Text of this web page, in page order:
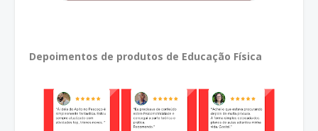
Depoimentos de produtos de Educação Física